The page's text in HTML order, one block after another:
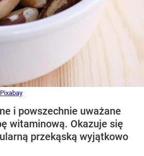
Pixabay
i powszechnie uważane
witaminową. Okazuje się
przekąską wyjątkowo